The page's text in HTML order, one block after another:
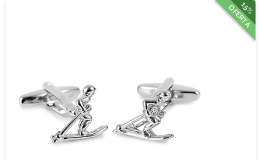
15%
OFERTA